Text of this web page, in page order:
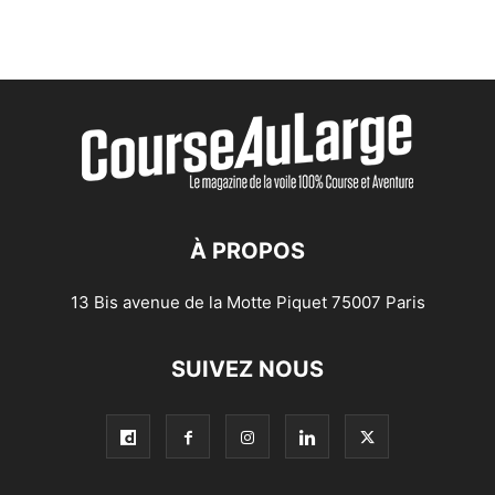
À PROPOS
13 Bis avenue de la Motte Piquet 75007 Paris
SUIVEZ NOUS